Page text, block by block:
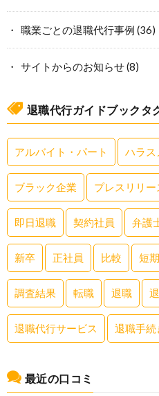
職業ごとの退職代行事例 (36)
サイトからのお知らせ(8)
退職代行ガイドブックタ
アルバイト・パート ハラス
ブラック企業 プレスリリー
即日退職 契約社員 弁護
新卒 正社員 比較 短
調査結果 転職 退職
退職代行サービス 退職手続
最近の口コミ